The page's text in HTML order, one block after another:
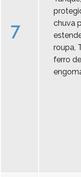
7
chuva
roupa,
ferro de